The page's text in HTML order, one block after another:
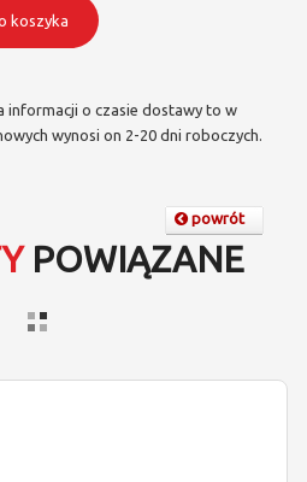
koszyka
informacji o czasie dostawy to w
wynosi on 2-20 dni roboczych.
powrót
POWIĄZANE